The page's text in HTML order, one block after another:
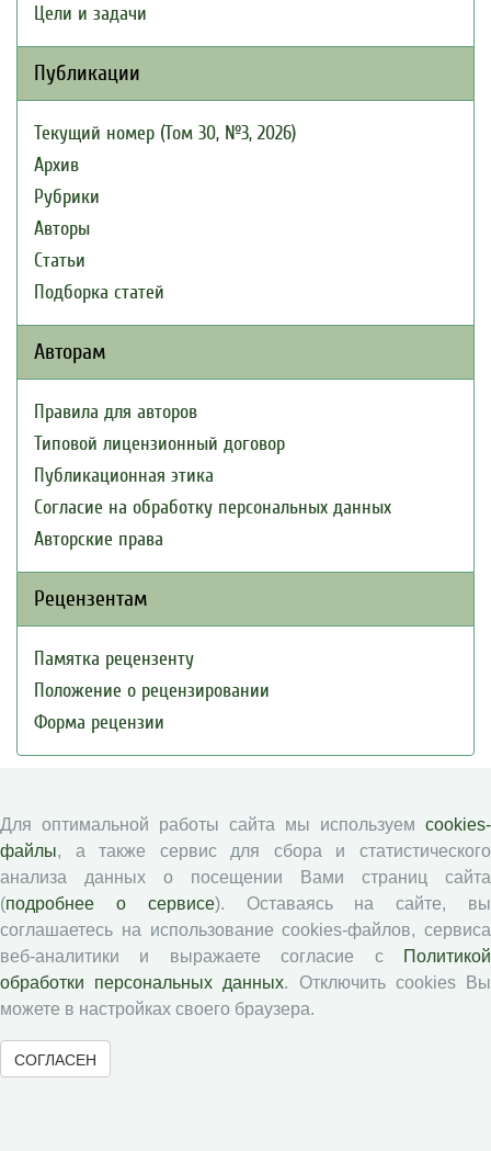
Цели и задачи
Публикации
Текущий номер (Том 30, №3, 2026)
Архив
Рубрики
Авторы
Статьи
Подборка статей
Авторам
Правила для авторов
Типовой лицензионный договор
Публикационная этика
Согласие на обработку персональных данных
Авторские права
Рецензентам
Памятка рецензенту
Положение о рецензировании
Форма рецензии
Экономические и социальные перемены
Проблемы развития территории
Вопросы территориального развития
Социальное пространство
Юный экономист
АгроЗооТехника
Для оптимальной работы сайта мы используем cookies-
файлы, а также сервис для сбора и статистического
анализа данных о посещении Вами страниц сайта
(подробнее о сервисе). Оставаясь на сайте, вы
соглашаетесь на использование cookies-файлов, сервиса
веб-аналитики и выражаете согласие с
Политикой
обработки персональных данных. Отключить cookies Вы
можете в настройках своего браузера.
СОГЛАСЕН